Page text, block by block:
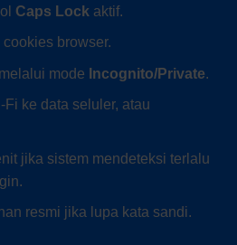
Caps Lock aktif.
browser.
mode Incognito/Private.
ke data seluler, atau
jika sistem mendeteksi terlalu
resmi jika lupa kata sandi.